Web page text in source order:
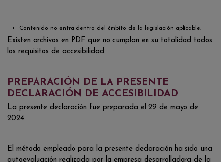
Contenido no entra dentro del ámbito de la legislación aplicable:
Existen archivos en PDF que no cumplan en su totalidad todos
los requisitos de accesibilidad.
PREPARACIÓN DE LA PRESENTE
DECLARACIÓN DE ACCESIBILIDAD
La presente declaración fue preparada el 29 de mayo de
2024.
El método empleado para la presente declaración ha sido una
autoevaluación realizada por la empresa desarrolladora de la